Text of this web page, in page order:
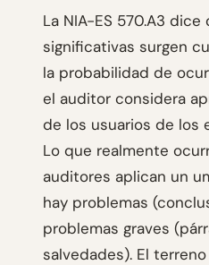
La NIA-ES 570.A3
significativas surgen
la probabilidad de
el auditor considera
de los usuarios de los
Lo que realmente
auditores aplican un
hay problemas
problemas graves
salvedades). El